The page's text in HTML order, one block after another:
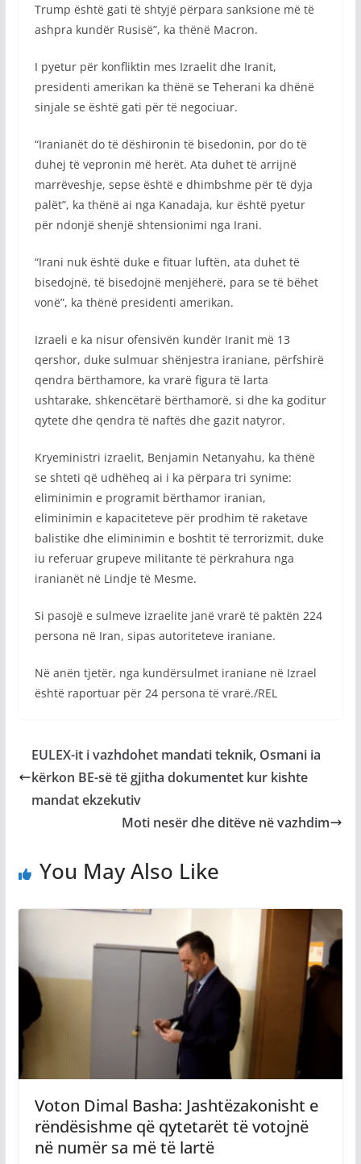
Trump është gati të shtyjë përpara sanksione më të
ashpra kundër Rusisë”, ka thënë Macron.
I pyetur për konfliktin mes Izraelit dhe Iranit,
presidenti amerikan ka thënë se Teherani ka dhënë
sinjale se është gati për të negociuar.
“Iranianët do të dëshironin të bisedonin, por do të
duhej të vepronin më herët. Ata duhet të arrijnë
marrëveshje, sepse është e dhimbshme për të dyja
palët”, ka thënë ai nga Kanadaja, kur është pyetur
për ndonjë shenjë shtensionimi nga Irani.
“Irani nuk është duke e fituar luftën, ata duhet të
bisedojnë, të bisedojnë menjëherë, para se të bëhet
vonë”, ka thënë presidenti amerikan.
Izraeli e ka nisur ofensivën kundër Iranit më 13
qershor, duke sulmuar shënjestra iraniane, përfshirë
qendra bërthamore, ka vrarë figura të larta
ushtarake, shkencëtarë bërthamorë, si dhe ka goditur
qytete dhe qendra të naftës dhe gazit natyror.
Kryeministri izraelit, Benjamin Netanyahu, ka thënë
se shteti që udhëheq ai i ka përpara tri synime:
eliminimin e programit bërthamor iranian,
eliminimin e kapaciteteve për prodhim të raketave
balistike dhe eliminimin e boshtit të terrorizmit, duke
iu referuar grupeve militante të përkrahura nga
iranianët në Lindje të Mesme.
Si pasojë e sulmeve izraelite janë vrarë të paktën 224
persona në Iran, sipas autoriteteve iraniane.
Në anën tjetër, nga kundërsulmet iraniane në Izrael
është raportuar për 24 persona të vrarë./REL
EULEX-it i vazhdohet mandati teknik, Osmani ia
kërkon BE-së të gjitha dokumentet kur kishte
mandat ekzekutiv
Moti nesër dhe ditëve në vazhdim
You May Also Like
Voton Dimal Basha: Jashtëzakonisht e
rëndësishme që qytetarët të votojnë
në numër sa më të lartë